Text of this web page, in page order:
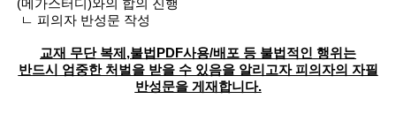
(메가스터디)와의 합의 진행
ㄴ 피의자 반성문 작성
교재 무단 복제,불법PDF사용/배포 등 불법적인 행위는
반드시 엄중한 처벌을 받을 수 있음을 알리고자 피의자의 자필
반성문을 게재합니다.